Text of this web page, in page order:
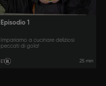
Episodio 1
Impariamo a cucinare deliziosi
peccati di gola!
E1 25 min